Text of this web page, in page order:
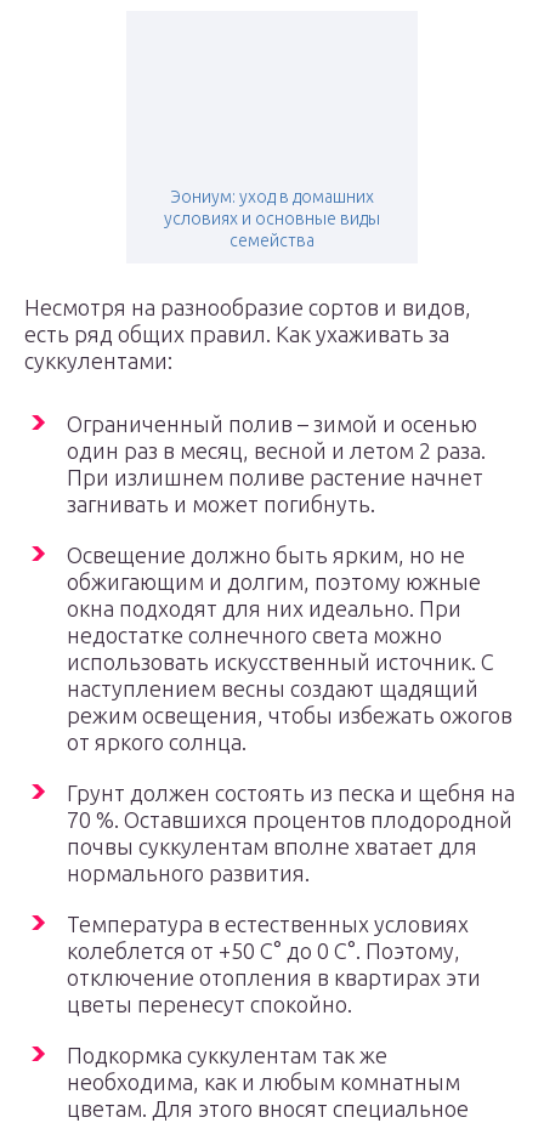
Эониум: уход в домашних
условиях и основные виды
семейства
Несмотря на разнообразие сортов и видов,
есть ряд общих правил. Как ухаживать за
суккулентами:
Ограниченный полив – зимой и осенью
один раз в месяц, весной и летом 2 раза.
При излишнем поливе растение начнет
загнивать и может погибнуть.
Освещение должно быть ярким, но не
обжигающим и долгим, поэтому южные
окна подходят для них идеально. При
недостатке солнечного света можно
использовать искусственный источник. С
наступлением весны создают щадящий
режим освещения, чтобы избежать ожогов
от яркого солнца.
Грунт должен состоять из песка и щебня на
70 %. Оставшихся процентов плодородной
почвы суккулентам вполне хватает для
нормального развития.
Температура в естественных условиях
колеблется от +50 С° до 0 С°. Поэтому,
отключение отопления в квартирах эти
цветы перенесут спокойно.
Подкормка суккулентам так же
необходима, как и любым комнатным
цветам. Для этого вносят специальное